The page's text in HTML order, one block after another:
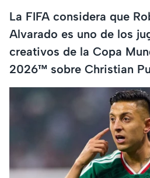
La FIFA considera que
Alvarado es uno de los
creativos de la Copa
2026™ sobre Christian